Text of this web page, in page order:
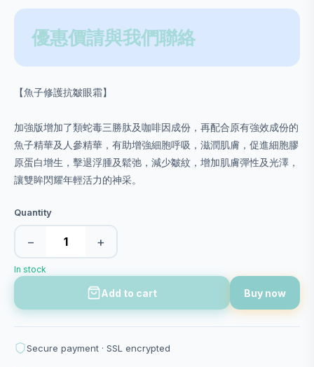
優惠價請與我們聯絡
【魚子修護抗皺眼霜】
加強版增加了類蛇毒三勝肽及咖啡因成份，再配合原有強效成份的
魚子精華及人參精華，有助增強細胞呼吸，滋潤肌膚，促進細胞膠
原蛋白增生，擊退浮腫及鬆弛，減少皺紋，增加肌膚彈性及光澤，
讓雙眸閃耀年輕活力的神采。
Quantity
− +
In stock
Add to cart Buy now
Secure payment · SSL encrypted